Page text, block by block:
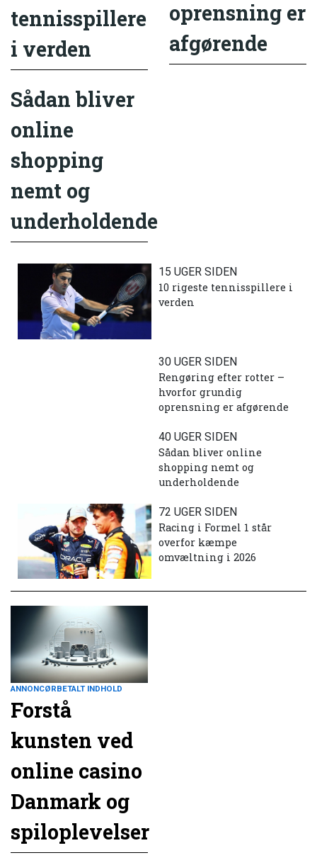
tennisspillere
i verden
oprensning er
afgørende
Sådan bliver
online
shopping
nemt og
underholdende
15 UGER SIDEN
10 rigeste tennisspillere i
verden
30 UGER SIDEN
Rengøring efter rotter –
hvorfor grundig
oprensning er afgørende
40 UGER SIDEN
Sådan bliver online
shopping nemt og
underholdende
72 UGER SIDEN
Racing i Formel 1 står
overfor kæmpe
omvæltning i 2026
ANNONCØRBETALT INDHOLD
Forstå
kunsten ved
online casino
Danmark og
spiloplevelser